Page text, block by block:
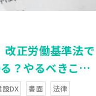
改正労働基準法で
？やるべきこと
設DX 書面 法律